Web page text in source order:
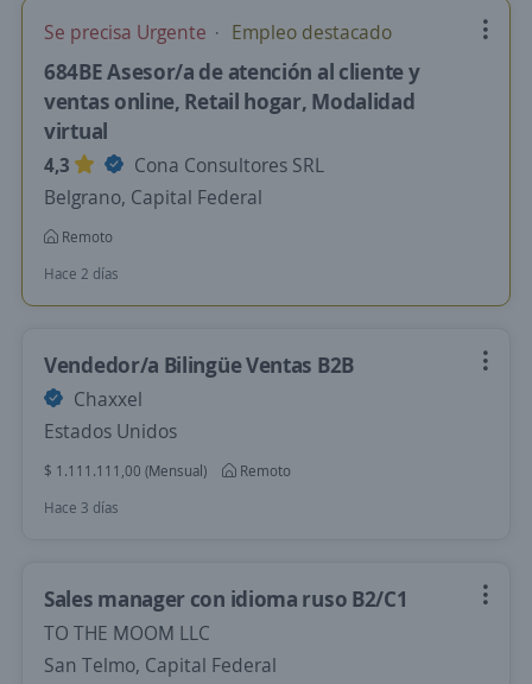
Se precisa Urgente Empleo destacado
684BE Asesor/a de atención al cliente y
ventas online, Retail hogar, Modalidad
virtual
4,3
Cona Consultores SRL
Belgrano, Capital Federal
Remoto
Hace 2 días
Vendedor/a Bilingüe Ventas B2B
Chaxxel
Estados Unidos
$ 1.111.111,00 (Mensual)
Remoto
Hace 3 días
Sales manager con idioma ruso B2/C1
TO THE MOOM LLC
San Telmo, Capital Federal